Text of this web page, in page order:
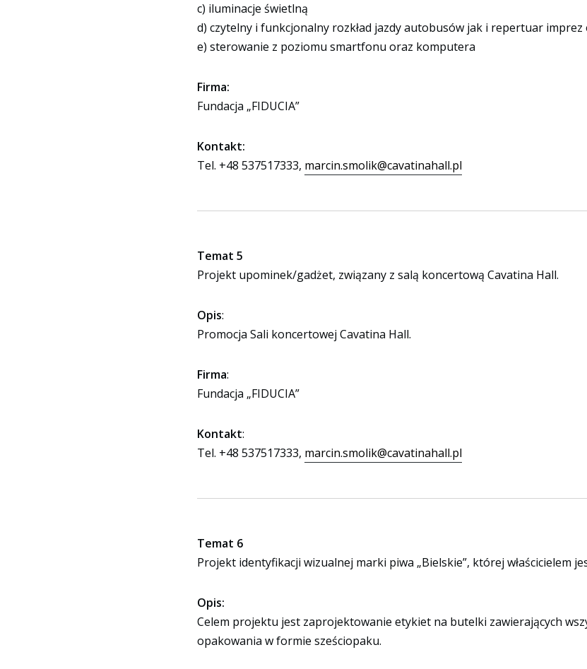
c) iluminacje świetlną
d) czytelny i funkcjonalny rozkład jazdy autobusów jak i repertuar
e) sterowanie z poziomu smartfonu oraz komputera
Firma:
Fundacja „FIDUCIA”
Kontakt:
Tel. +48 537517333, marcin.smolik@cavatinahall.pl
Temat 5
Projekt upominek/gadżet, związany z salą koncertową Cavatina Hall.
Opis:
Promocja Sali koncertowej Cavatina Hall.
Firma:
Fundacja „FIDUCIA”
Kontakt:
Tel. +48 537517333, marcin.smolik@cavatinahall.pl
Temat 6
Projekt identyfikacji wizualnej marki piwa „Bielskie”, której właścicielem
Opis:
Celem projektu jest zaprojektowanie etykiet na butelki zawierających
opakowania w formie sześciopaku.